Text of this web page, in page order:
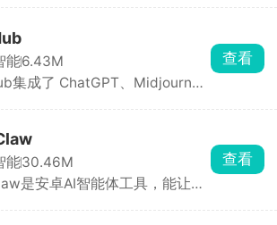
台还设有AI酒馆、角色卡社区等
法，超多用户分享的剧情内容与
可直接使用，登录即自动签到获
用于对话。
能6.43M
集成了 ChatGPT、Midjourney
在一个应用内自由切换模型。还
义 AI 助手与对话参数，适合办
作、学习等场景。
查看
能30.46M
是安卓AI智能体工具，能让普
查看